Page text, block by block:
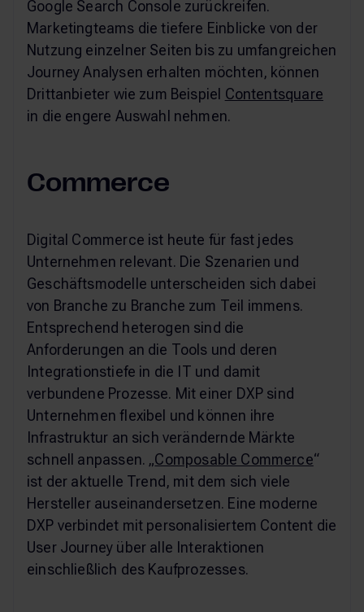
Google Search Console zurückreifen.
Marketingteams die tiefere Einblicke von der
Nutzung einzelner Seiten bis zu umfangreichen
Journey Analysen erhalten möchten, können
Drittanbieter wie zum Beispiel Contentsquare
in die engere Auswahl nehmen.
Commerce
Digital Commerce ist heute für fast jedes
Unternehmen relevant. Die Szenarien und
Geschäftsmodelle unterscheiden sich dabei
von Branche zu Branche zum Teil immens.
Entsprechend heterogen sind die
Anforderungen an die Tools und deren
Integrationstiefe in die IT und damit
verbundene Prozesse. Mit einer DXP sind
Unternehmen flexibel und können ihre
Infrastruktur an sich verändernde Märkte
schnell anpassen. „Composable Commerce“
ist der aktuelle Trend, mit dem sich viele
Hersteller auseinandersetzen. Eine moderne
DXP verbindet mit personalisiertem Content die
User Journey über alle Interaktionen
einschließlich des Kaufprozesses.